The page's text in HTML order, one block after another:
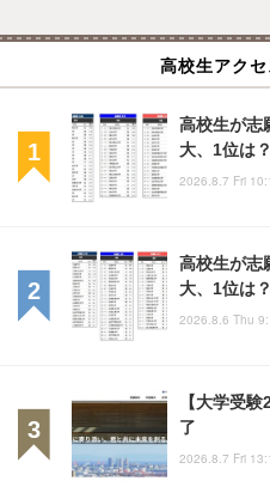
高校生アク
高校生が志
大、1位は？
2026.8.7 Fri
高校生が志
大、1位は？
2026.8.6 Thu
【大学受
了
2026.8.7 Fri